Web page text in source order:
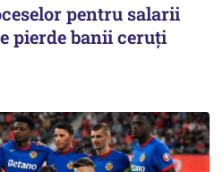
pentru salarii
pierde banii ceruți